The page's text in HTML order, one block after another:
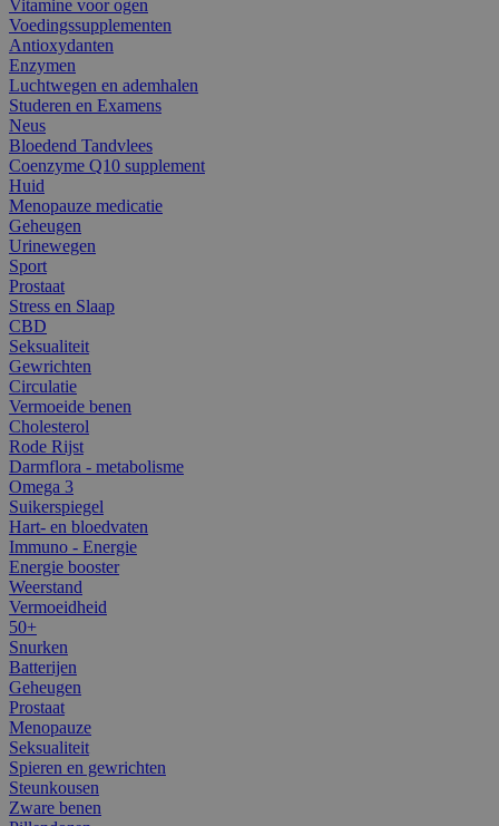
Vitamine voor ogen
Voedingssupplementen
Antioxydanten
Enzymen
Luchtwegen en ademhalen
Studeren en Examens
Neus
Bloedend Tandvlees
Coenzyme Q10 supplement
Huid
Menopauze medicatie
Geheugen
Urinewegen
Sport
Prostaat
Stress en Slaap
CBD
Seksualiteit
Gewrichten
Circulatie
Vermoeide benen
Cholesterol
Rode Rijst
Darmflora - metabolisme
Omega 3
Suikerspiegel
Hart- en bloedvaten
Immuno - Energie
Energie booster
Weerstand
Vermoeidheid
50+
Snurken
Batterijen
Geheugen
Prostaat
Menopauze
Seksualiteit
Spieren en gewrichten
Steunkousen
Zware benen